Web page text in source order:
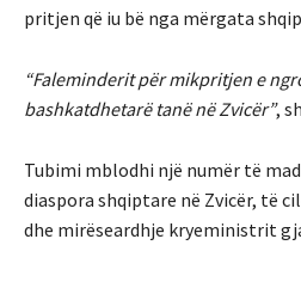
pritjen që iu bë nga mërgata
“Faleminderit për mikpritjen e
bashkatdhetarë tanë në Zvicër”,
Tubimi mblodhi një numër të
diaspora shqiptare në Zvicër, të
dhe mirëseardhje kryeministrit